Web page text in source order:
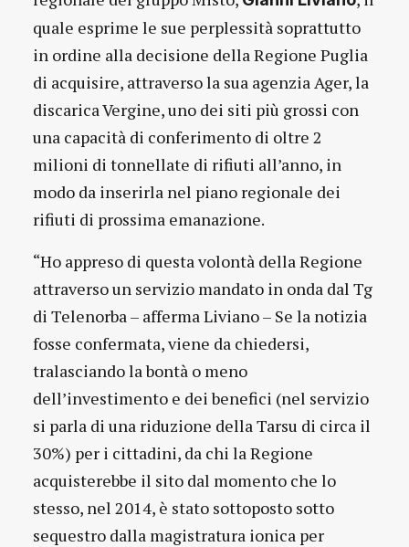
quale esprime le sue perplessità soprattutto
in ordine alla decisione della Regione Puglia
di acquisire, attraverso la sua agenzia Ager, la
discarica Vergine, uno dei siti più grossi con
una capacità di conferimento di oltre 2
milioni di tonnellate di rifiuti all’anno, in
modo da inserirla nel piano regionale dei
rifiuti di prossima emanazione.
“Ho appreso di questa volontà della Regione
attraverso un servizio mandato in onda dal Tg
di Telenorba – afferma Liviano – Se la notizia
fosse confermata, viene da chiedersi,
tralasciando la bontà o meno
dell’investimento e dei benefici (nel servizio
si parla di una riduzione della Tarsu di circa il
30%) per i cittadini, da chi la Regione
acquisterebbe il sito dal momento che lo
stesso, nel 2014, è stato sottoposto sotto
sequestro dalla magistratura ionica per